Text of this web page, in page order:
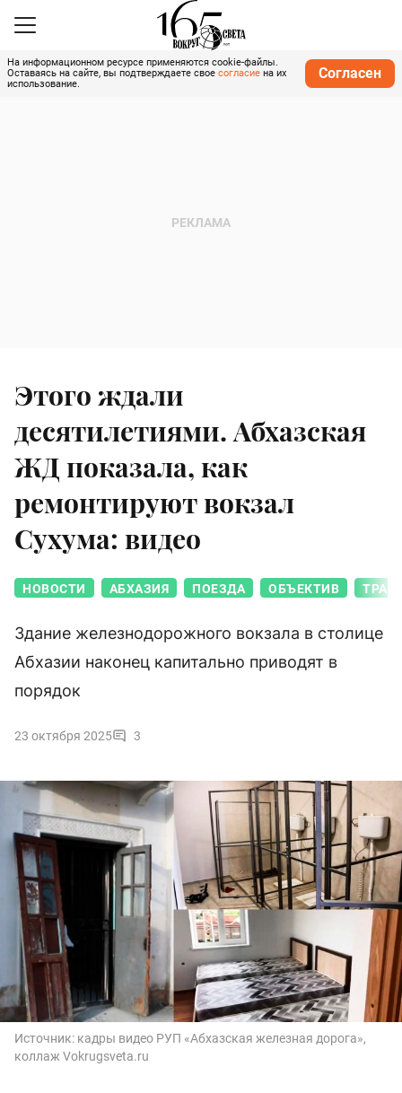
На информационном ресурсе применяются cookie-файлы.
Оставаясь на сайте, вы подтверждаете свое согласие на их
использование.
Согласен
Этого ждали
десятилетиями. Абхазская
ЖД показала, как
ремонтируют вокзал
Сухума: видео
НОВОСТИ АБХАЗИЯ ПОЕЗДА ОБЪЕКТИВ
Здание железнодорожного вокзала в столице
Абхазии наконец капитально приводят в
порядок
23 октября 2025 3
Источник: кадры видео РУП «Абхазская железная дорога»,
коллаж Vokrugsveta.ru